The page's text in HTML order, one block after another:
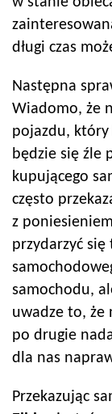
długi czas
Następna
Wiadomo, że
pojazdu, który
będzie się źle
kupującego
często
z
przydarzyć
samochodu,
uwadze to, że
po drugie
dla nas
Przekazując